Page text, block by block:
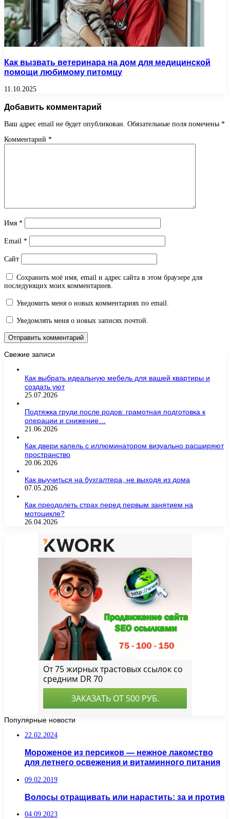
Как вызвать ветеринара на дом для медицинской
помощи любимому питомцу
11.10.2025
Добавить комментарий
Ваш адрес email не будет опубликован. Обязательные поля помечены *
Комментарий *
Имя *
Email *
Сайт
Сохранить моё имя, email и адрес сайта в этом браузере для
последующих моих комментариев.
Уведомить меня о новых комментариях по email.
Уведомлять меня о новых записях почтой.
Свежие записи
Как выбрать идеальную мебель для вашей квартиры и
создать уют
25.07.2026
Подтяжка груди после родов: грамотная подготовка к
операции и снижение…
21.06.2026
Как двери капель с иллюминатором визуально расширяют
пространство
20.06.2026
Как выучиться на бухгалтера, не выходя из дома
07.05.2026
Как преодолеть страх перед первым занятием на
мотоцикле?
26.04.2026
Популярные новости
22.02.2024
Мороженое из персиков — нежное лакомство
для летнего освежения и витаминного питания
09.02.2019
Волосы отращивать или нарастить: за и против
04.09.2023